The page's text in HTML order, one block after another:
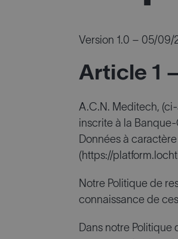
Version 1.0 – 05/09/
Article 1
A.C.N. Meditech, (ci-
inscrite à la
Données à
(https://
Notre Politique de
connaissance de
Dans notre Politique